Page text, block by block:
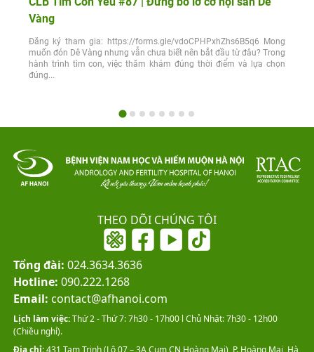
Vàng
Đăng ký tham gia: https://forms.gle/vdoCPHPxhZhs6B5q6 Mong
muốn đón Dê Vàng nhưng vẫn chưa biết nên bắt đầu từ đâu? Trong
hành trình tìm con, việc thăm khám đúng thời điểm và lựa chọn
đúng...
THEO DÕI CHÚNG TÔI
Tổng đài: 024.3634.3636
Hotline: 090.222.1268
Email: contact@afhanoi.com
Lịch làm việc:Thứ 2 - Thứ 7: 7h30 - 17h00 l Chủ Nhật: 7h30 - 12h00
(Chiều nghỉ).
Địa chỉ:431 Tam Trinh (Lô 07 – 3A Cụm CN Hoàng Mai), P. Hoàng Mai, Hà